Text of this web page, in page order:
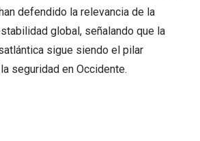
defendido la relevancia de la
global, señalando que la
sigue siendo el pilar
seguridad en Occidente.